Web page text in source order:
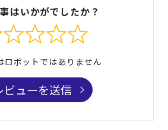
はいかがでしたか？
ロボットではありません
ビューを送信